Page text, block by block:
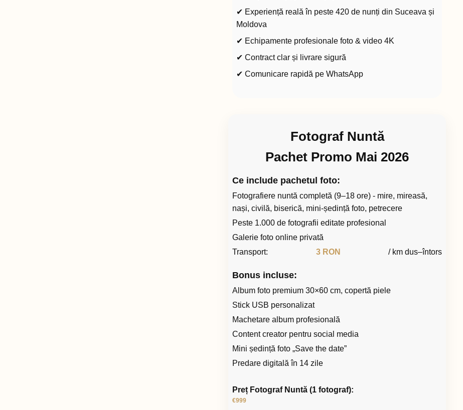
✔ Experiență reală în peste 420 de nunți din Suceava și
Moldova
✔ Echipamente profesionale foto & video 4K
✔ Contract clar și livrare sigură
✔ Comunicare rapidă pe WhatsApp
Fotograf Nuntă
Pachet Promo Mai 2026
Ce include pachetul foto:
Fotografiere nuntă completă (9–18 ore) - mire, mireasă,
nași, civilă, biserică, mini-ședință foto, petrecere
Peste 1.000 de fotografii editate profesional
Galerie foto online privată
Transport:
3 RON / km dus–întors
Bonus incluse:
Album foto premium 30×60 cm, copertă piele
Stick USB personalizat
Machetare album profesională
Content creator pentru social media
Mini ședință foto „Save the date”
Predare digitală în 14 zile
Preț Fotograf Nuntă (1 fotograf):
€999